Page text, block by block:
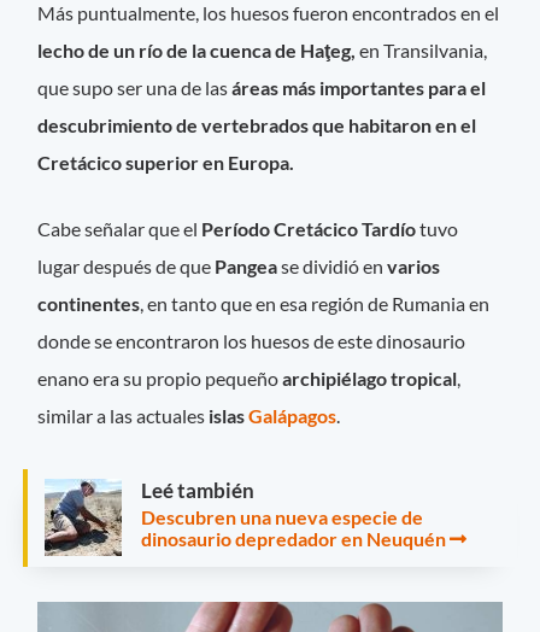
Más puntualmente, los huesos fueron encontrados en el
lecho de un río de la cuenca de Haţeg, en Transilvania,
que supo ser una de lasáreas más importantes para el
descubrimiento de vertebrados que habitaron en el
Cretácico superior en Europa.
Cabe señalar que el Período Cretácico Tardíotuvo
lugar después de que Pangease dividió envarios
continentes, en tanto que en esa región de Rumania en
donde se encontraron los huesos de este dinosaurio
enano era su propio pequeñoarchipiélago tropical,
similar a las actuales islasGalápagos.
Leé también
Descubren una nueva especie de
dinosaurio depredador en Neuquén